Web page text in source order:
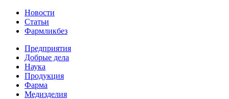
Новости
Статьи
Фармликбез
Предприятия
Добрые дела
Наука
Продукция
Фарма
Медизделия